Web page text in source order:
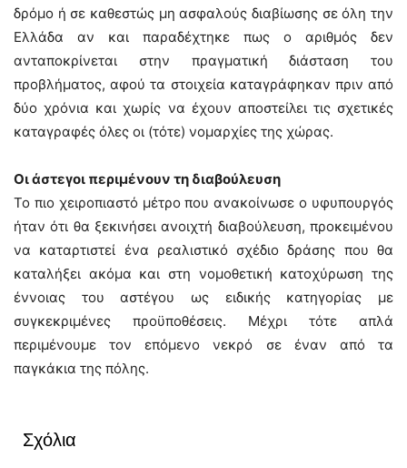
δρόμο ή σε καθεστώς μη ασφαλούς διαβίωσης σε όλη την
Ελλάδα αν και παραδέχτηκε πως ο αριθμός δεν
ανταποκρίνεται στην πραγματική διάσταση του
προβλήματος, αφού τα στοιχεία καταγράφηκαν πριν από
δύο χρόνια και χωρίς να έχουν αποστείλει τις σχετικές
καταγραφές όλες οι (τότε) νομαρχίες της χώρας.
Οι άστεγοι περιμένουν τη διαβούλευση
Το πιο χειροπιαστό μέτρο που ανακοίνωσε ο υφυπουργός
ήταν ότι θα ξεκινήσει ανοιχτή διαβούλευση, προκειμένου
να καταρτιστεί ένα ρεαλιστικό σχέδιο δράσης που θα
καταλήξει ακόμα και στη νομοθετική κατοχύρωση της
έννοιας του αστέγου ως ειδικής κατηγορίας με
συγκεκριμένες προϋποθέσεις. Μέχρι τότε απλά
περιμένουμε τον επόμενο νεκρό σε έναν από τα
παγκάκια της πόλης.
Σχόλια